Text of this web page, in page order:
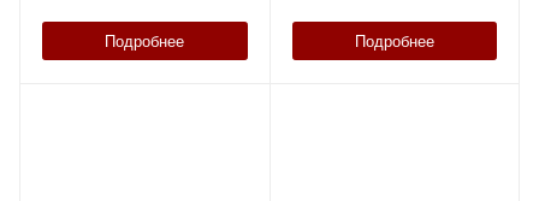
Подробнее Подробнее